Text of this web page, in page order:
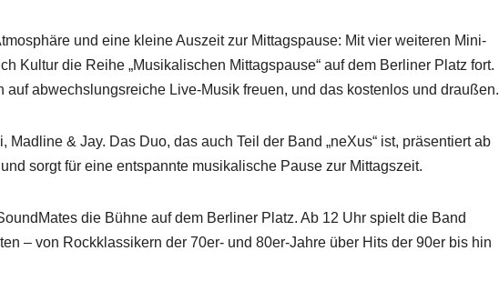
und eine kleine Auszeit zur Mittagspause: Mit vier weiteren Mini-
Kultur die Reihe „Musikalischen Mittagspause“ auf dem Berliner Platz fort.
auf abwechslungsreiche Live-Musik freuen, und das kostenlos und draußen.
Madline & Jay. Das Duo, das auch Teil der Band „neXus“ ist, präsentiert ab
sorgt für eine entspannte musikalische Pause zur Mittagszeit.
die Bühne auf dem Berliner Platz. Ab 12 Uhr spielt die Band
– von Rockklassikern der 70er- und 80er-Jahre über Hits der 90er bis hin